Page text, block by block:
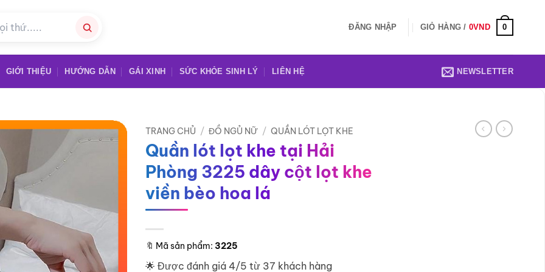
ĐĂNG NHẬP GIỎ HÀNG / 0VND 0
GIỚI THIỆU HƯỚNG DẪN GÁI XINH SỨC KHỎE SINH LÝ LIÊN HỆ NEWSLETTER
TRANG CHỦ / ĐỒ NGỦ NỮ / QUẦN LÓT LỌT KHE
Quần lót lọt khe tại Hải
Phòng 3225 dây cột lọt khe
viền bèo hoa lá
🔖 Mã sản phẩm: 3225
🌟 Được đánh giá 4/5 từ 37 khách hàng